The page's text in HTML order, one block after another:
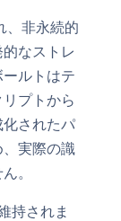
、非永続的
なストレ
ルトはテ
プトから
されたパ
実際の識
。
持されま